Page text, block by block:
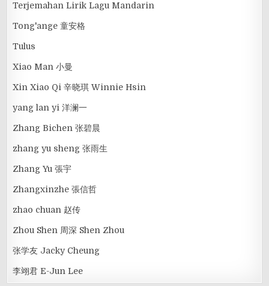
Terjemahan Lirik Lagu Mandarin
Tong'ange 童安格
Tulus
Xiao Man 小曼
Xin Xiao Qi 辛晓琪 Winnie Hsin
yang lan yi 洋澜一
Zhang Bichen 张碧晨
zhang yu sheng 张雨生
Zhang Yu 張宇
Zhangxinzhe 張信哲
zhao chuan 赵传
Zhou Shen 周深 Shen Zhou
张学友 Jacky Cheung
李翊君 E-Jun Lee